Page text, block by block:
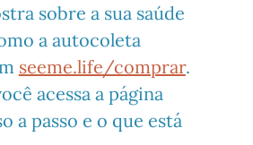
sobre a sua saúde
a autocoleta
seeme.life/comprar.
acessa a página
a passo e o que está